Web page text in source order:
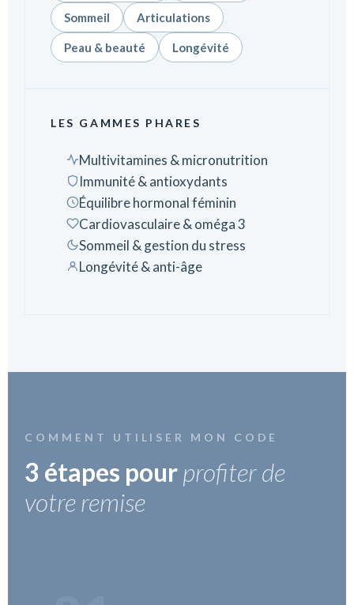
Sommeil Articulations
Peau & beauté Longévité
LES GAMMES PHARES
Multivitamines & micronutrition
Immunité & antioxydants
Équilibre hormonal féminin
Cardiovasculaire & oméga 3
Sommeil & gestion du stress
Longévité & anti-âge
COMMENT UTILISER MON CODE
3 étapes pour profiter de
votre remise